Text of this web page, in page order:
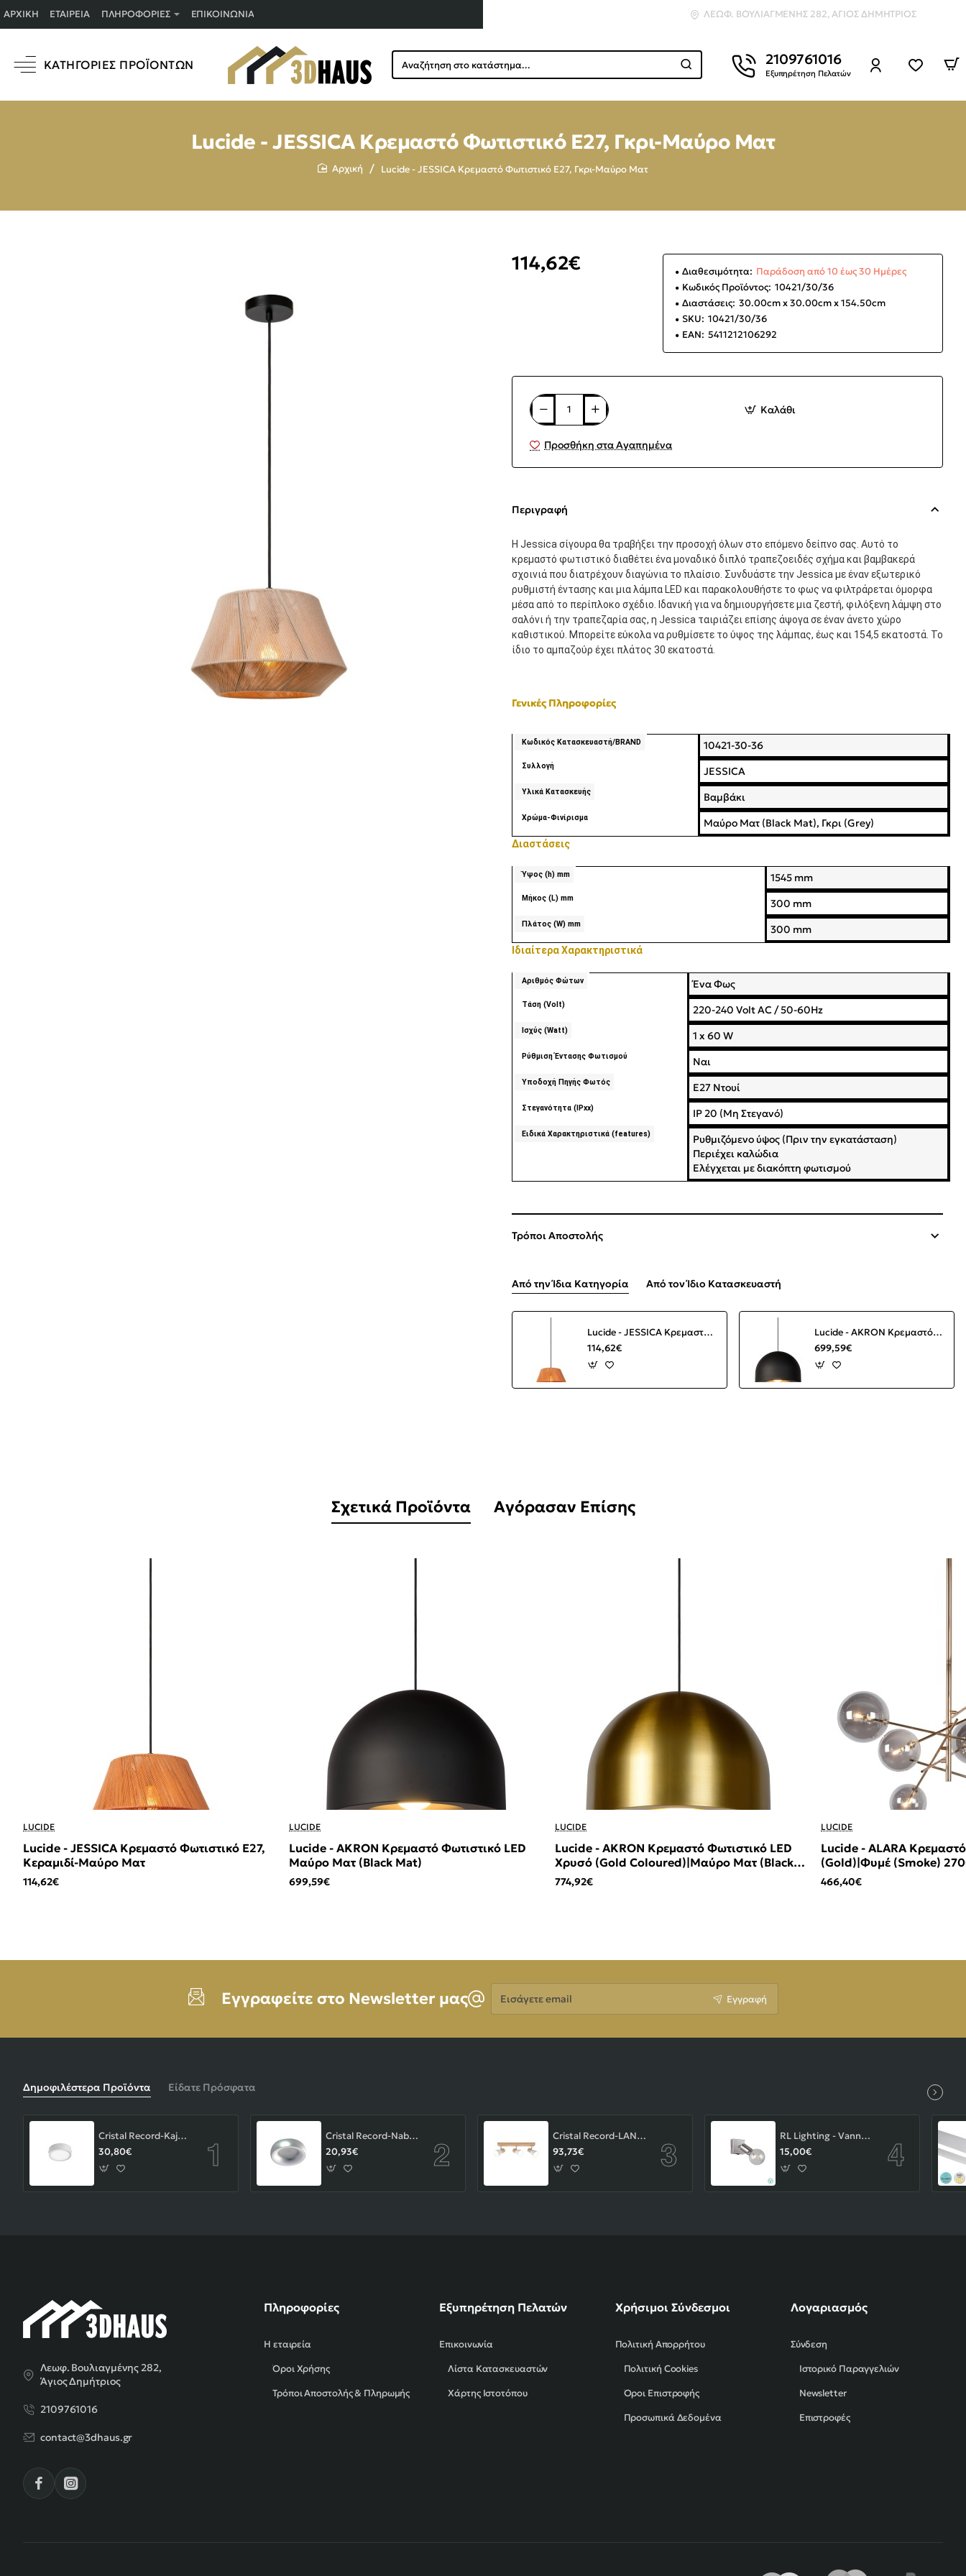
ΑΡΧΙΚΉ ΕΤΑΙΡΕΊΑ ΠΛΗΡΟΦΟΡΊΕΣ ΕΠΙΚΟΙΝΩΝΊΑ ΛΕΩΦ. ΒΟΥΛΙΑΓΜΈΝΗΣ 282, ΆΓΙΟΣ ΔΗΜΉΤΡΙΟΣ
ΚΑΤΗΓΟΡΊΕΣ ΠΡΟΪΌΝΤΩΝ
Αναζήτηση
στο
2109761016
Εξυπηρέτηση Πελατών
Lucide - JESSICA Κρεμαστό Φωτιστικό Ε27, Γκρι-Μαύρο Ματ
Lucide - JESSICA Κρεμαστό Φωτιστικό Ε27, Γκρι-Μαύρο Ματ
114,62€ Διαθεσιμότητα: Παράδοση από 10 έως 30 Ημέρες
Κωδικός Προϊόντος: 10421/30/36
Διαστάσεις: 30.00cm x 30.00cm x 154.50cm
SKU: 10421/30/36
EAN: 5411212106292
Καλάθι
Προσθήκη στα Αγαπημένα
Περιγραφή
Η Jessica σίγουρα θα τραβήξει την προσοχή όλων στο επόμενο δείπνο σας. Αυτό το
κρεμαστό φωτιστικό διαθέτει ένα μοναδικό διπλό τραπεζοειδές σχήμα και βαμβακερά
σχοινιά που διατρέχουν διαγώνια το πλαίσιο. Συνδυάστε την Jessica με έναν εξωτερικό
ρυθμιστή έντασης και μια λάμπα LED και παρακολουθήστε το φως να φιλτράρεται όμορφα
μέσα από το περίπλοκο σχέδιο. Ιδανική για να δημιουργήσετε μια ζεστή, φιλόξενη λάμψη στο
σαλόνι ή την τραπεζαρία σας, η Jessica ταιριάζει επίσης άψογα σε έναν άνετο χώρο
καθιστικού. Μπορείτε εύκολα να ρυθμίσετε το ύψος της λάμπας, έως και 154,5 εκατοστά. Το
ίδιο το αμπαζούρ έχει πλάτος 30 εκατοστά.
Γενικές Πληροφορίες
Κωδικός Κατασκευαστή/BRAND 10421-30-36
Συλλογή JESSICA
Υλικά Κατασκευής Βαμβάκι
Χρώμα-Φινίρισμα Μαύρο Ματ (Black Mat), Γκρι (Grey)
Διαστάσεις
Ύψος (h) mm 1545 mm
Μήκος (L) mm 300 mm
Πλάτος (W) mm 300 mm
Ιδιαίτερα Χαρακτηριστικά
Αριθμός Φώτων Ένα Φως
Τάση (Volt) 220-240 Volt AC / 50-60Hz
Ισχύς (Watt) 1 x 60 W
Ρύθμιση Έντασης Φωτισμού Ναι
Υποδοχή Πηγής Φωτός E27 Ντουί
Στεγανότητα (IPxx) IP 20 (Μη Στεγανό)
Ειδικά Χαρακτηριστικά (features)
Ρυθμιζόμενο ύψος (Πριν την εγκατάσταση)
Περιέχει καλώδια
Ελέγχεται με διακόπτη φωτισμού
Τρόποι Αποστολής
Από την Ίδια Κατηγορία Από τον Ίδιο Κατασκευαστή
Lucide - JESSICA Κρεμαστό Φωτιστικό E27, Κεραμιδί-Μαύρο Ματ
114,62€
Lucide - AKRON Κρεμαστό Φωτιστικό LED Μαύρο Ματ (Black Mat)
699,59€
Σχετικά Προϊόντα Αγόρασαν Επίσης
LUCIDE
Lucide - JESSICA Κρεμαστό Φωτιστικό E27,
Κεραμιδί-Μαύρο Ματ
114,62€
LUCIDE
Lucide - AKRON Κρεμαστό Φωτιστικό LED
Μαύρο Ματ (Black Mat)
699,59€
LUCIDE
Lucide - AKRON Κρεμαστό Φωτιστικό LED
Χρυσό (Gold Coloured)|Μαύρο Ματ (Black
Mat)
774,92€
LUCIDE
Lucide - ALARA
(Gold)|Φυμέ (Smoke)
466,40€
Εγγραφείτε στο Newsletter μας
Εισάγετε
email
Εγγραφή
Δημοφιλέστερα Προϊόντα Είδατε Πρόσφατα
Cristal Record-Kaju Φωτιστικό Οροφής/Επιτοίχιο LED 8W, Γκρι
30,80€
Cristal Record-Nabila Χωνευτό Σποτ GU10 ΚΩΔ.-01-180-01-281
20,93€
Cristal Record-LAN Φωτιστικού οροφής Ε14 ΚΩΔ.-43-103-14-000
93,73€
RL Lighting - Vannes Επιτοίχιο Φωτιστικό Σποτ 1xE27 Νίκελ Ματ ΚΩΔ.-R80181707
15,00€
Λεωφ. Βουλιαγμένης 282,
Άγιος Δημήτριος
2109761016
contact@3dhaus.gr
Πληροφορίες
Η εταιρεία
Όροι Χρήσης
Τρόποι Αποστολής & Πληρωμής
Εξυπηρέτηση Πελατών
Επικοινωνία
Λίστα Κατασκευαστών
Χάρτης Ιστοτόπου
Χρήσιμοι Σύνδεσμοι
Πολιτική Απορρήτου
Πολιτική Cookies
Όροι Επιστροφής
Προσωπικά Δεδομένα
Λογαριασμός
Σύνδεση
Ιστορικό Παραγγελιών
Newsletter
Επιστροφές